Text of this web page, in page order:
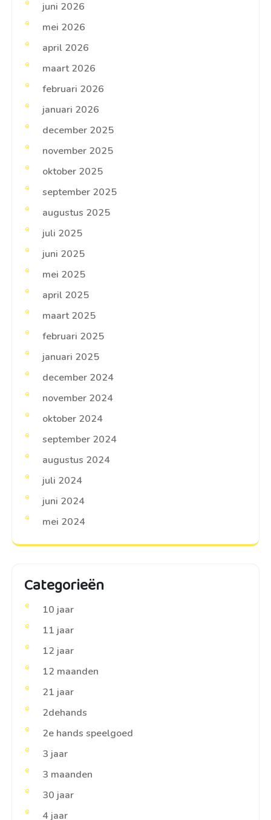
juni 2026
mei 2026
april 2026
maart 2026
februari 2026
januari 2026
december 2025
november 2025
oktober 2025
september 2025
augustus 2025
juli 2025
juni 2025
mei 2025
april 2025
maart 2025
februari 2025
januari 2025
december 2024
november 2024
oktober 2024
september 2024
augustus 2024
juli 2024
juni 2024
mei 2024
Categorieën
10 jaar
11 jaar
12 jaar
12 maanden
21 jaar
2dehands
2e hands speelgoed
3 jaar
3 maanden
30 jaar
4 jaar